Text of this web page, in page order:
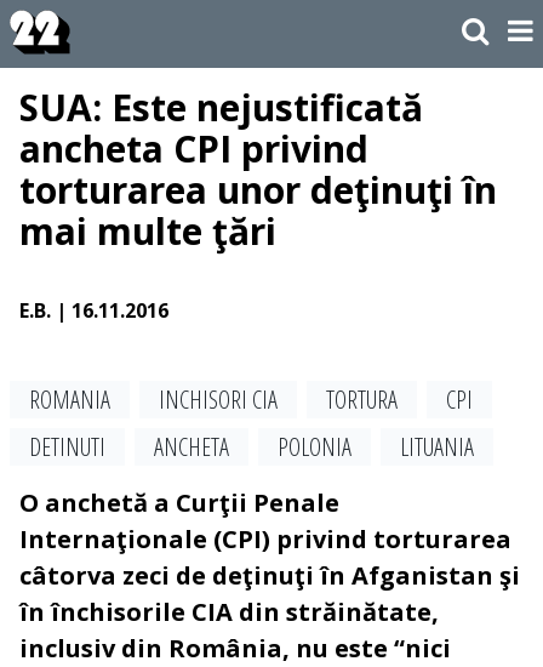
SUA: Este nejustificată
ancheta CPI privind
torturarea unor deţinuţi în
mai multe ţări
E.B. | 16.11.2016
ROMANIA INCHISORI CIA TORTURA
CPI
DETINUTI
ANCHETA POLONIA
LITUANIA
O anchetă a Curţii Penale
Internaţionale (CPI) privind torturarea
câtorva zeci de deţinuţi în Afganistan şi
în închisorile CIA din străinătate,
inclusiv din România, nu este “nici